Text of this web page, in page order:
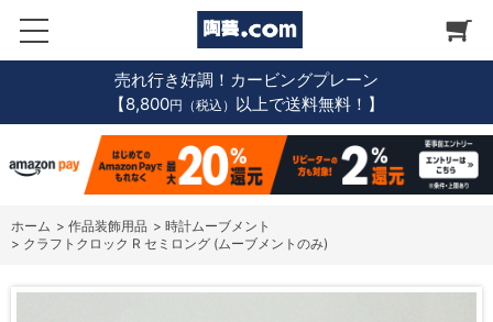
売れ行き好調！カービングプレーン
【8,800円（税込） 以上で送料無料！】
ホーム > 作品装飾用品 > 時計ムーブメント
> クラフトクロック R セミロング (ムーブメントのみ)